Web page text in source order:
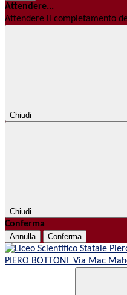
Attendere...
Attendere il completamento
Chiudi
Chiudi
Conferma
Annulla Conferma
PIERO BOTTONI Via Mac